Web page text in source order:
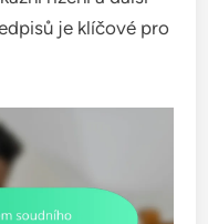
je klíčové pro